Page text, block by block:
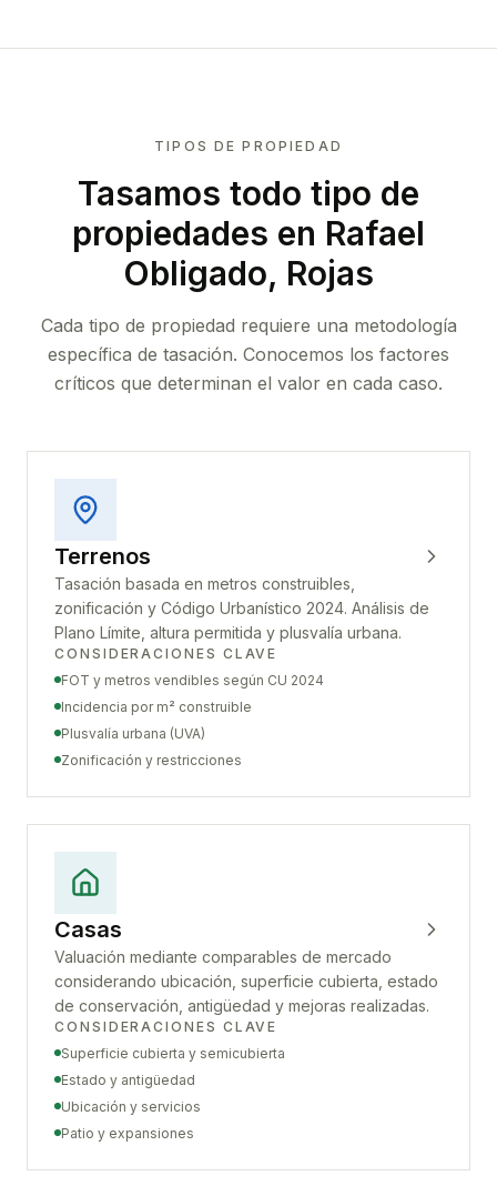
TIPOS DE PROPIEDAD
Tasamos todo tipo de
propiedades en Rafael
Obligado, Rojas
Cada tipo de propiedad requiere una metodología
específica de tasación. Conocemos los factores
críticos que determinan el valor en cada caso.
Terrenos
Tasación basada en metros construibles,
zonificación y Código Urbanístico 2024. Análisis de
Plano Límite, altura permitida y plusvalía urbana.
CONSIDERACIONES CLAVE
FOT y metros vendibles según CU 2024
Incidencia por m² construible
Plusvalía urbana (UVA)
Zonificación y restricciones
Casas
Valuación mediante comparables de mercado
considerando ubicación, superficie cubierta, estado
de conservación, antigüedad y mejoras realizadas.
CONSIDERACIONES CLAVE
Superficie cubierta y semicubierta
Estado y antigüedad
Ubicación y servicios
Patio y expansiones